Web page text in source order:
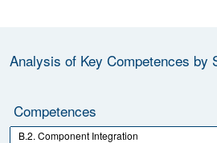
Analysis of Key Competences by
Competences
B.2. Component Integration